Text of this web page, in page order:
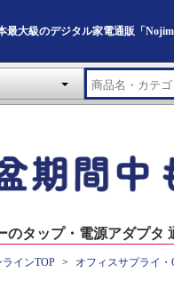
大級のデジタル家電通販「
のタップ・電源アダプタ
インTOP オフィスサプライ